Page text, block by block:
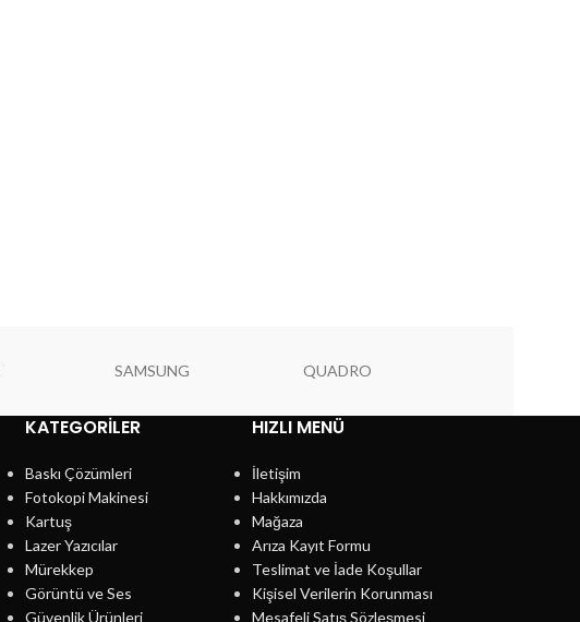
SAMSUNG QUADRO
KATEGORILER
Baskı Çözümleri
Fotokopi Makinesi
Kartuş
Lazer Yazıcılar
Mürekkep
Görüntü ve Ses
Güvenlik Ürünleri
HIZLI MENÜ
İletişim
Hakkımızda
Mağaza
Arıza Kayıt Formu
Teslimat ve İade Koşullar
Kişisel Verilerin Korunması
Mesafeli Satış Sözleşmesi